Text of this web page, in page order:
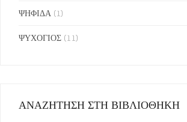
ΨΗΦΙΔΑ (1)
ΨΥΧΟΓΙΟΣ (11)
ΑΝΑΖΗΤΗΣΗ ΣΤΗ ΒΙΒΛΙΟΘΗΚΗ